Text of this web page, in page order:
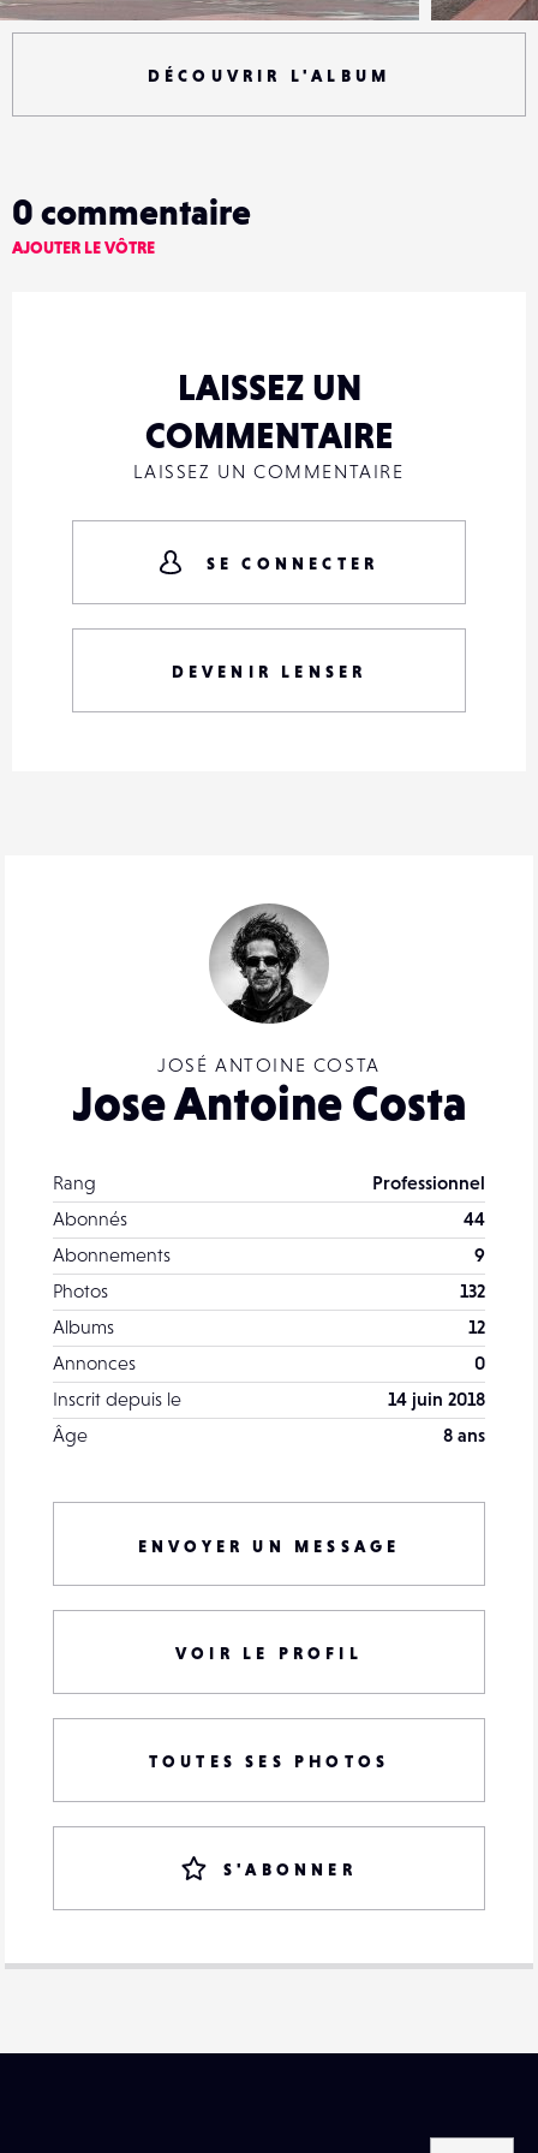
DÉCOUVRIR L'ALBUM
JOSÉ ANTOINE COSTA
Jose Antoine Costa
Rang
Professionnel
Abonnés
44
Abonnements
9
Photos
132
Albums
12
Annonces
0
Inscrit depuis le
14 juin 2018
Âge
8 ans
ENVOYER UN MESSAGE
VOIR LE PROFIL
TOUTES SES PHOTOS
S'ABONNER
0 commentaire
AJOUTER LE VÔTRE
LAISSEZ UN
COMMENTAIRE
LAISSEZ UN COMMENTAIRE
SE CONNECTER
DEVENIR LENSER